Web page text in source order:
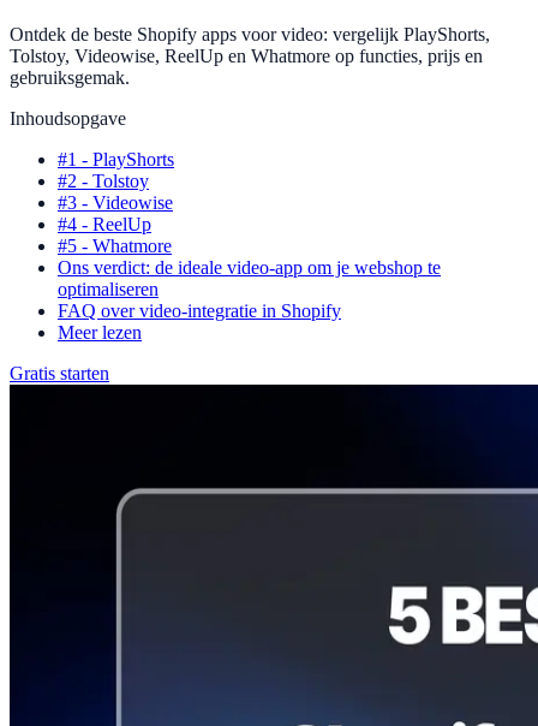
Ontdek de beste Shopify apps voor video: vergelijk PlayShorts,
Tolstoy, Videowise, ReelUp en Whatmore op functies, prijs en
gebruiksgemak.
Inhoudsopgave
#1 - PlayShorts
#2 - Tolstoy
#3 - Videowise
#4 - ReelUp
#5 - Whatmore
Ons verdict: de ideale video-app om je webshop te
optimaliseren
FAQ over video-integratie in Shopify
Meer lezen
Gratis starten